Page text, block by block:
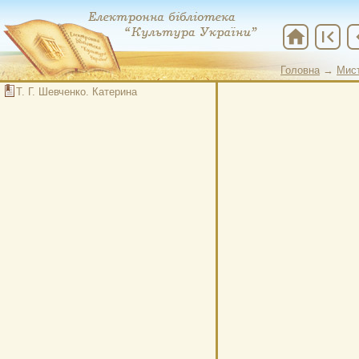
Головна →
home first_page
Т. Г. Шевченко. Катерина